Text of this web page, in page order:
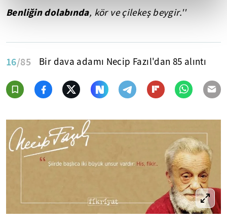
Benliğin dolabında, kör ve çilekeş beygir.''
16/85 Bir dava adamı Necip Fazıl'dan 85 alıntı